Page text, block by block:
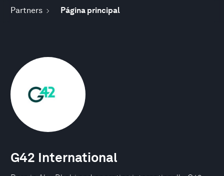
Partners Página principal
G42 International